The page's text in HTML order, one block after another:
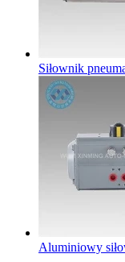
Siłownik
Aluminiowy